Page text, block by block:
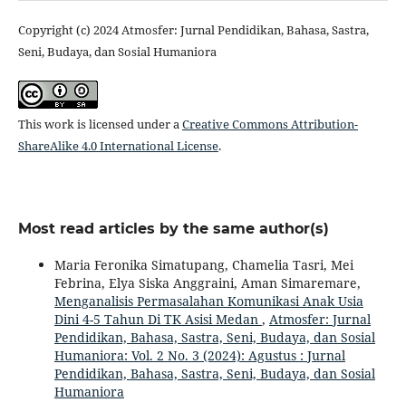
Copyright (c) 2024 Atmosfer: Jurnal Pendidikan, Bahasa, Sastra,
Seni, Budaya, dan Sosial Humaniora
This work is licensed under aCreative Commons Attribution-
ShareAlike 4.0 International License.
Most read articles by the same author(s)
Maria Feronika Simatupang, Chamelia Tasri, Mei
Febrina, Elya Siska Anggraini, Aman Simaremare,
Menganalisis Permasalahan Komunikasi Anak Usia
Dini 4-5 Tahun Di TK Asisi Medan , Atmosfer: Jurnal
Pendidikan, Bahasa, Sastra, Seni, Budaya, dan Sosial
Humaniora: Vol. 2 No. 3 (2024): Agustus : Jurnal
Pendidikan, Bahasa, Sastra, Seni, Budaya, dan Sosial
Humaniora